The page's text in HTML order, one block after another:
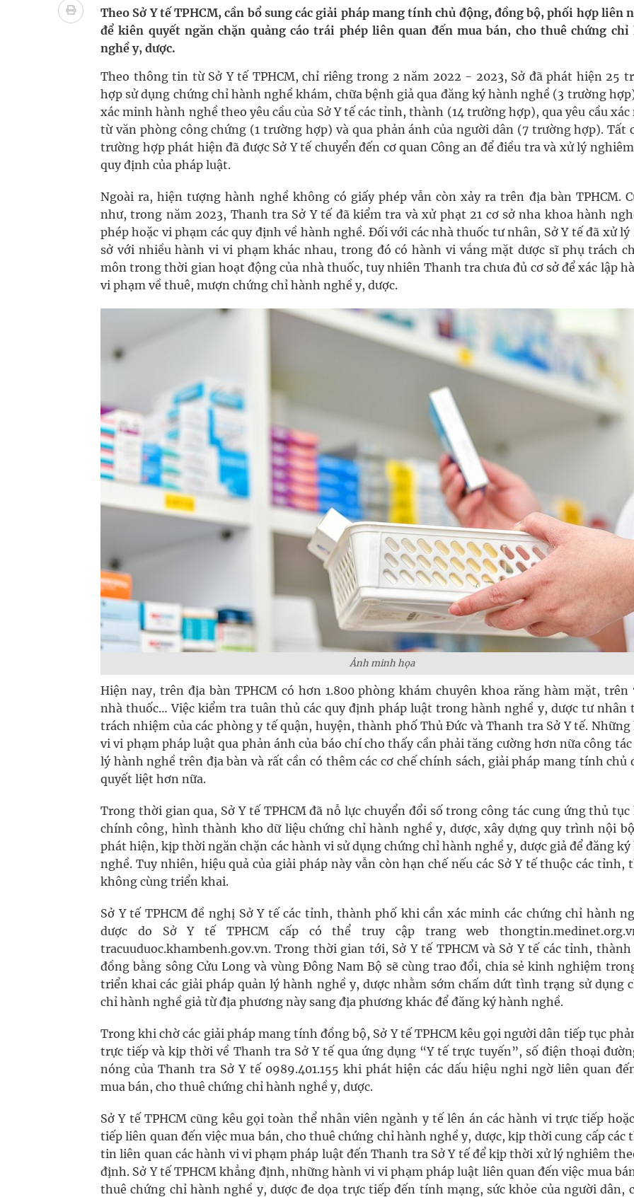
Cách âm nhạc trị liệu được “đo ni đóng giày”
Dự báo thời tiết ngày 08/8/2026: Bắc Bộ nắng nóng, nhiệt độ cao nhất 35 độ
Cảnh báo 3 thời điểm nguy hiểm trong ngày dễ xảy ra đột qụy
Đề xuất cơ chế thu hút nhân lực, nâng cao chất lượng y tế
Theo Sở Y tế TPHCM, cần bổ sung các giải pháp mang tính chủ động, đồng bộ, phối hợp liên
để kiên quyết ngăn chặn quảng cáo trái phép liên quan đến mua bán, cho thuê chứng chỉ
nghề y, dược.
Theo thông tin từ Sở Y tế TPHCM, chỉ riêng trong 2 năm 2022 - 2023, Sở đã phát hiện 25
hợp sử dụng chứng chỉ hành nghề khám, chữa bệnh giả qua đăng ký hành nghề (3 trường
xác minh hành nghề theo yêu cầu của Sở Y tế các tỉnh, thành (14 trường hợp), qua yêu cầu
từ văn phòng công chứng (1 trường hợp) và qua phản ánh của người dân (7 trường hợp). Tất
trường hợp phát hiện đã được Sở Y tế chuyển đến cơ quan Công an để điều tra và xử lý
quy định của pháp luật.
Ngoài ra, hiện tượng hành nghề không có giấy phép vẫn còn xảy ra trên địa bàn TPHCM.
như, trong năm 2023, Thanh tra Sở Y tế đã kiểm tra và xử phạt 21 cơ sở nha khoa hành
phép hoặc vi phạm các quy định về hành nghề. Đối với các nhà thuốc tư nhân, Sở Y tế đã xử lý
sở với nhiều hành vi vi phạm khác nhau, trong đó có hành vi vắng mặt dược sĩ phụ trách
môn trong thời gian hoạt động của nhà thuốc, tuy nhiên Thanh tra chưa đủ cơ sở để xác lập
vi phạm về thuê, mượn chứng chỉ hành nghề y, dược.
Ảnh minh họa
Hiện nay, trên địa bàn TPHCM có hơn 1.800 phòng khám chuyên khoa răng hàm mặt, trên
nhà thuốc… Việc kiểm tra tuân thủ các quy định pháp luật trong hành nghề y, dược tư nhân
trách nhiệm của các phòng y tế quận, huyện, thành phố Thủ Đức và Thanh tra Sở Y tế. Những
vi vi phạm pháp luật qua phản ánh của báo chí cho thấy cần phải tăng cường hơn nữa công
lý hành nghề trên địa bàn và rất cần có thêm các cơ chế chính sách, giải pháp mang tính chủ
quyết liệt hơn nữa.
Trong thời gian qua, Sở Y tế TPHCM đã nỗ lực chuyển đổi số trong công tác cung ứng thủ tục
chính công, hình thành kho dữ liệu chứng chỉ hành nghề y, dược, xây dựng quy trình nội
phát hiện, kịp thời ngăn chặn các hành vi sử dụng chứng chỉ hành nghề y, dược giả để đăng
nghề. Tuy nhiên, hiệu quả của giải pháp này vẫn còn hạn chế nếu các Sở Y tế thuộc các tỉnh,
không cùng triển khai.
Sở Y tế TPHCM đề nghị Sở Y tế các tỉnh, thành phố khi cần xác minh các chứng chỉ hành
dược do Sở Y tế TPHCM cấp có thể truy cập trang web
tracuuduoc.khambenh.gov.vn. Trong thời gian tới, Sở Y tế TPHCM và Sở Y tế các tỉnh,
đồng bằng sông Cửu Long và vùng Đông Nam Bộ sẽ cùng trao đổi, chia sẻ kinh nghiệm
triển khai các giải pháp quản lý hành nghề y, dược nhằm sớm chấm dứt tình trạng sử dụng
chỉ hành nghề giả từ địa phương này sang địa phương khác để đăng ký hành nghề.
Trong khi chờ các giải pháp mang tính đồng bộ, Sở Y tế TPHCM kêu gọi người dân tiếp tục
trực tiếp và kịp thời về Thanh tra Sở Y tế qua ứng dụng “Y tế trực tuyến”, số điện thoại
nóng của Thanh tra Sở Y tế 0989.401.155 khi phát hiện các dấu hiệu nghi ngờ liên quan
mua bán, cho thuê chứng chỉ hành nghề y, dược.
Sở Y tế TPHCM cũng kêu gọi toàn thể nhân viên ngành y tế lên án các hành vi trực tiếp
tiếp liên quan đến việc mua bán, cho thuê chứng chỉ hành nghề y, dược, kịp thời cung cấp các
tin liên quan các hành vi vi phạm pháp luật đến Thanh tra Sở Y tế để kịp thời xử lý nghiêm
định. Sở Y tế TPHCM khẳng định, những hành vi vi phạm pháp luật liên quan đến việc mua
thuê chứng chỉ hành nghề y, dược đe dọa trực tiếp đến tính mạng, sức khỏe của người dân,